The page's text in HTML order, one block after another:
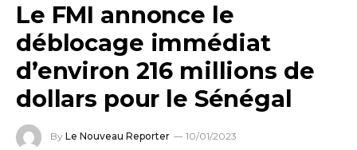
Le FMI annonce le
déblocage immédiat
d’environ 216 millions de
dollars pour le Sénégal
By Le Nouveau Reporter
10/01/2023